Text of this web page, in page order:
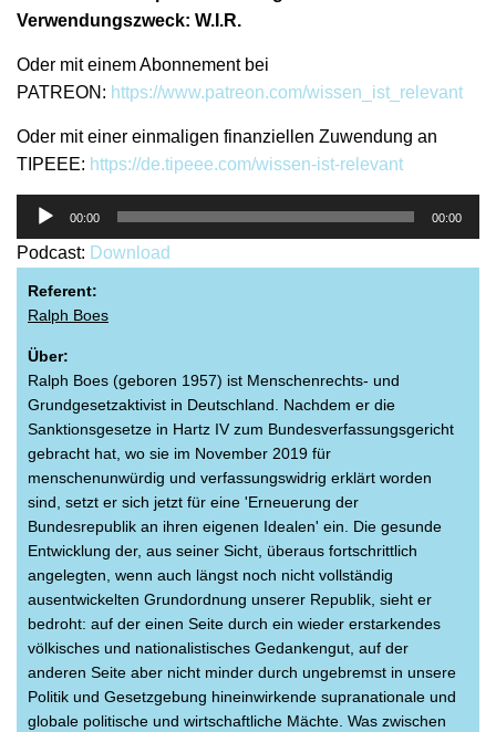
Verwendungszweck: W.I.R.
Oder mit einem Abonnement bei
PATREON: https://www.patreon.com/wissen_ist_relevant
Oder mit einer einmaligen finanziellen Zuwendung an
TIPEEE: https://de.tipeee.com/wissen-ist-relevant
Audio-
00:00 00:00
Podcast: Download
Referent:
Ralph Boes
Über:
Ralph Boes (geboren 1957) ist Menschenrechts- und
Grundgesetzaktivist in Deutschland. Nachdem er die
Sanktionsgesetze in Hartz IV zum Bundesverfassungsgericht
gebracht hat, wo sie im November 2019 für
menschenunwürdig und verfassungswidrig erklärt worden
sind, setzt er sich jetzt für eine 'Erneuerung der
Bundesrepublik an ihren eigenen Idealen' ein. Die gesunde
Entwicklung der, aus seiner Sicht, überaus fortschrittlich
angelegten, wenn auch längst noch nicht vollständig
ausentwickelten Grundordnung unserer Republik, sieht er
bedroht: auf der einen Seite durch ein wieder erstarkendes
völkisches und nationalistisches Gedankengut, auf der
anderen Seite aber nicht minder durch ungebremst in unsere
Politik und Gesetzgebung hineinwirkende supranationale und
globale politische und wirtschaftliche Mächte. Was zwischen